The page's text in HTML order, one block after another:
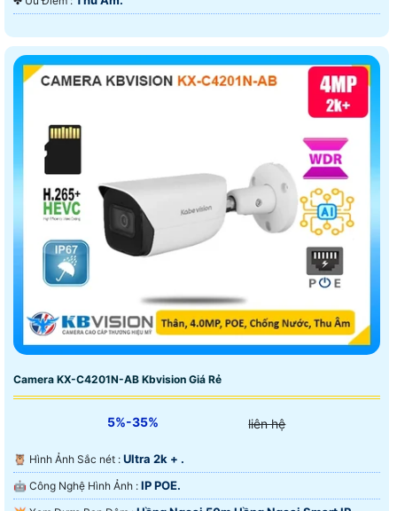
Camera KX-C4201N-AB Kbvision Giá Rẻ
5%-35% liên hệ
🦉 Hình Ảnh Sắc nét : Ultra 2k + .
🤖️ Công Nghệ Hình Ảnh : IP POE.